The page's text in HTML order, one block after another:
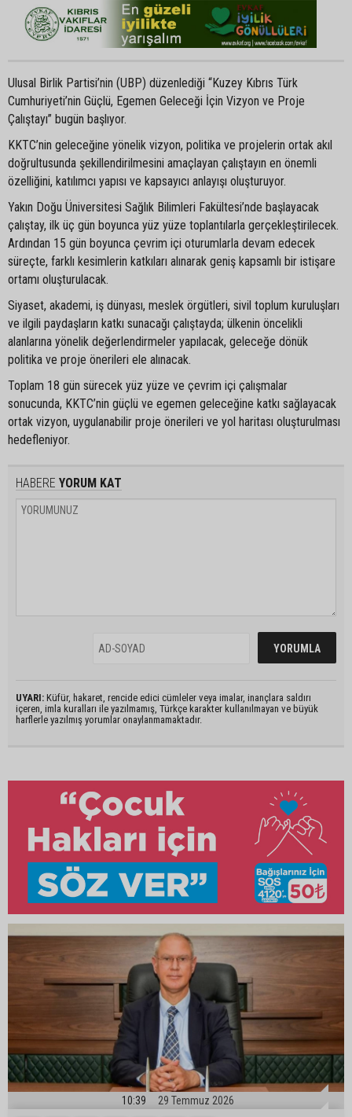
Ulusal Birlik Partisi’nin (UBP) düzenlediği “Kuzey Kıbrıs Türk
Cumhuriyeti’nin Güçlü, Egemen Geleceği İçin Vizyon ve Proje
Çalıştayı” bugün başlıyor.
KKTC’nin geleceğine yönelik vizyon, politika ve projelerin ortak akıl
doğrultusunda şekillendirilmesini amaçlayan çalıştayın en önemli
özelliğini, katılımcı yapısı ve kapsayıcı anlayışı oluşturuyor.
Yakın Doğu Üniversitesi Sağlık Bilimleri Fakültesi’nde başlayacak
çalıştay, ilk üç gün boyunca yüz yüze toplantılarla gerçekleştirilecek.
Ardından 15 gün boyunca çevrim içi oturumlarla devam edecek
süreçte, farklı kesimlerin katkıları alınarak geniş kapsamlı bir istişare
ortamı oluşturulacak.
Siyaset, akademi, iş dünyası, meslek örgütleri, sivil toplum kuruluşları
ve ilgili paydaşların katkı sunacağı çalıştayda; ülkenin öncelikli
alanlarına yönelik değerlendirmeler yapılacak, geleceğe dönük
politika ve proje önerileri ele alınacak.
Toplam 18 gün sürecek yüz yüze ve çevrim içi çalışmalar
sonucunda, KKTC’nin güçlü ve egemen geleceğine katkı sağlayacak
ortak vizyon, uygulanabilir proje önerileri ve yol haritası oluşturulması
hedefleniyor.
HABERE YORUM KAT
UYARI: Küfür, hakaret, rencide edici cümleler veya imalar, inançlara saldırı
içeren, imla kuralları ile yazılmamış, Türkçe karakter kullanılmayan ve büyük
harflerle yazılmış yorumlar onaylanmamaktadır.
10:39 29 Temmuz 2026